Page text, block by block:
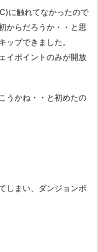
に触れてなかったので
からだろうか・・と思
ップできました。
イポイントのみが開放
うかね・・と初めたの
しまい、ダンジョンボ